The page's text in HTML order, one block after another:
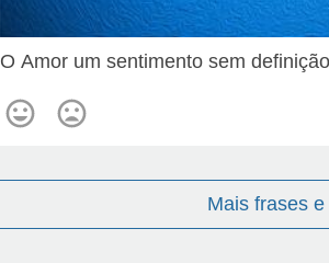
O Amor um sentimento sem
Mais frases